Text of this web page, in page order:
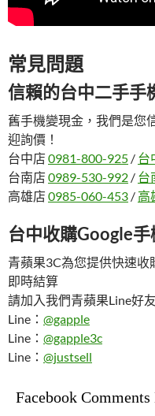
常見問題
信賴的台中二手手
舊手機變現金，我們是您
迎詢價！
台中店 0981-800-925 / 台
台南店 0989-530-992 / 台
高雄店 0985-060-453 / 高
台中收購Google
青蘋果3C為您提供快速
即時結算
請加入我們青蘋果Line好友
Line： @gapple
Line： @gapple3c
Line： @justsell
Facebook Comments